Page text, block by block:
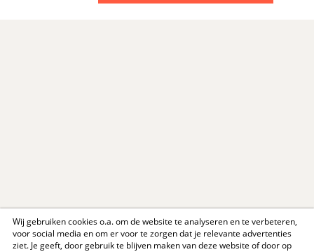
Wij gebruiken cookies o.a. om de website te analyseren en te verbeteren,
voor social media en om er voor te zorgen dat je relevante advertenties
ziet. Je geeft, door gebruik te blijven maken van deze website of door op